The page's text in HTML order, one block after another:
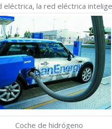
la red eléctrica
Coche de hidrógeno